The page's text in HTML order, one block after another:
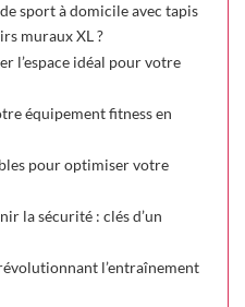
sport à domicile avec tapis
muraux XL ?
l’espace idéal pour votre
équipement fitness en
pour optimiser votre
la sécurité : clés d’un
l’entraînement